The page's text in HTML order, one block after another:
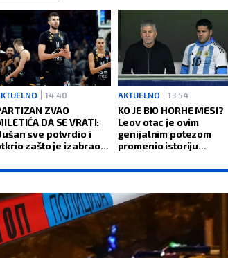
14:40
ZVAO
DA SE VRATI:
sve potvrdio i
zašto je izabrao
AKTUELNO 13:54
KO JE BIO HORHE MESI?
Leov otac je ovim
genijalnim potezom
promenio istoriju